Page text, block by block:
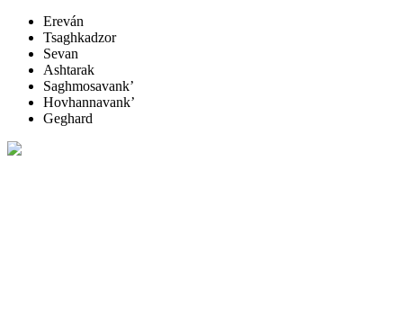
Ereván
Tsaghkadzor
Sevan
Ashtarak
Saghmosavank’
Hovhannavank’
Geghard